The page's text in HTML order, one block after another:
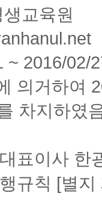
교육원
~ 2016/02/
의거하여
차지하였
표이사 한
규칙 [별지